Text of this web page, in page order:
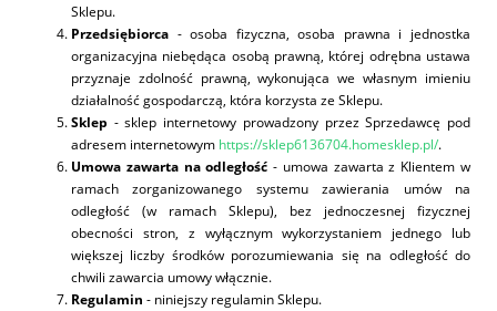
Sklepu.
Przedsiębiorca - osoba fizyczna, osoba prawna i jednostka
organizacyjna niebędąca osobą prawną, której odrębna ustawa
przyznaje zdolność prawną, wykonująca we własnym imieniu
działalność gospodarczą, która korzysta ze Sklepu.
Sklep - sklep internetowy prowadzony przez Sprzedawcę pod
adresem internetowym https://sklep6136704.homesklep.pl/.
Umowa zawarta na odległość - umowa zawarta z Klientem w
ramach zorganizowanego systemu zawierania umów na
odległość (w ramach Sklepu), bez jednoczesnej fizycznej
obecności stron, z wyłącznym wykorzystaniem jednego lub
większej liczby środków porozumiewania się na odległość do
chwili zawarcia umowy włącznie.
Regulamin - niniejszy regulamin Sklepu.